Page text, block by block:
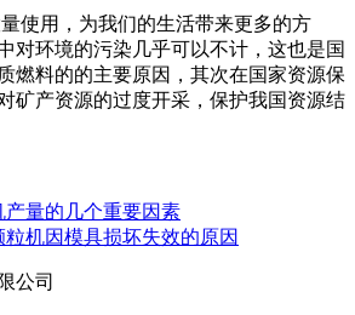
使用，为我们的生活带来更多的方
对环境的污染几乎可以不计，这也是国
燃料的的主要原因，其次在国家资源保
矿产资源的过度开采，保护我国资源结
量的几个重要因素
机因模具损坏失效的原因